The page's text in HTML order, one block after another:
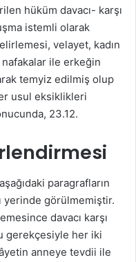
hüküm davacı- karşı
istemli olarak
velayet, kadın
ile erkeğin
temyiz edilmiş olup
usul eksiklikleri
23.12.
paragrafların
yerinde görülmemiştir.
davacı karşı
gerekçesiyle her iki
anneye tevdii ile